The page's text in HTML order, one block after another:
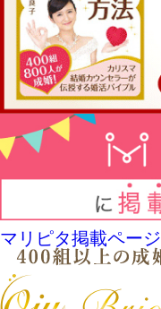
マリピタ掲載ページ